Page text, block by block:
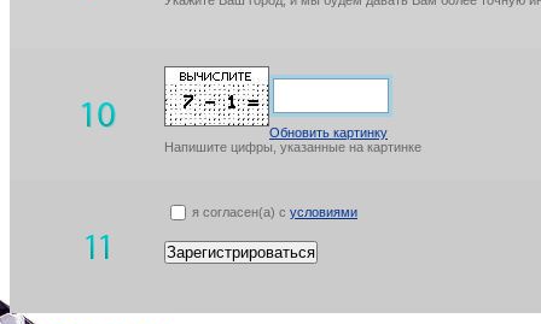
Обновить картинку
Напишите цифры, указанные на картинке
я согласен(а) с условиями
Зарегистрироваться